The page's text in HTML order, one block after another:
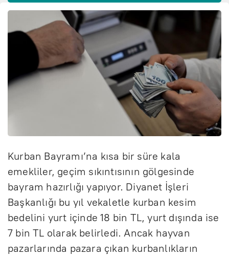
Kurban Bayramı’na kısa bir süre kala
emekliler, geçim sıkıntısının gölgesinde
bayram hazırlığı yapıyor. Diyanet İşleri
Başkanlığı bu yıl vekaletle kurban kesim
bedelini yurt içinde 18 bin TL, yurt dışında ise
7 bin TL olarak belirledi. Ancak hayvan
pazarlarında pazara çıkan kurbanlıkların